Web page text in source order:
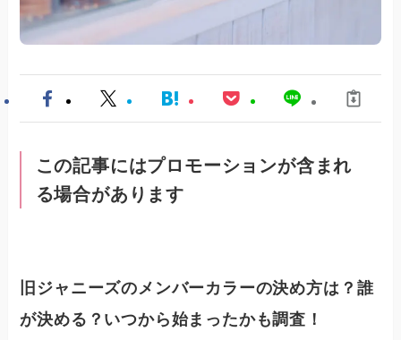
この記事にはプロモーションが含まれ
る場合があります
旧ジャニーズのメンバーカラーの決め方は？誰
が決める？いつから始まったかも調査！